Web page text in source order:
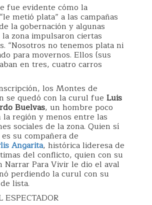
fue evidente cómo la
metió plata” a las campañas
la gobernación y algunas
zona impulsaron ciertas
“Nosotros no tenemos plata ni
para movernos. Ellos (sus
en tres, cuatro carros
los Montes de
se quedó con la curul fue Luis
Buelvas, un hombre poco
la región y menos entre las
sociales de la zona. Quien sí
su compañera de
Angarita, histórica lideresa de
del conflicto, quien con su
Narrar Para Vivir le dio el aval
perdiendo la curul con su
lista.
ESPECTADOR